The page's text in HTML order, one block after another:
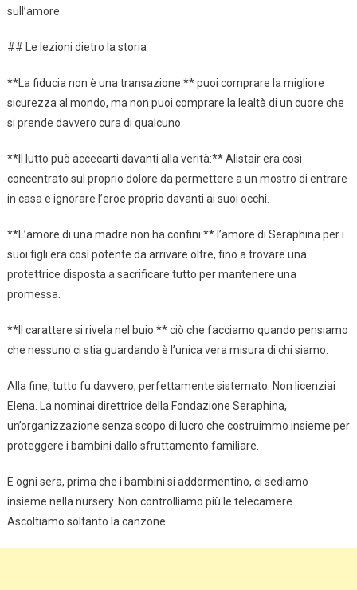
sull’amore.
## Le lezioni dietro la storia
**La fiducia non è una transazione:** puoi comprare la migliore
sicurezza al mondo, ma non puoi comprare la lealtà di un cuore che
si prende davvero cura di qualcuno.
**Il lutto può accecarti davanti alla verità:** Alistair era così
concentrato sul proprio dolore da permettere a un mostro di entrare
in casa e ignorare l’eroe proprio davanti ai suoi occhi.
**L’amore di una madre non ha confini:** l’amore di Seraphina per i
suoi figli era così potente da arrivare oltre, fino a trovare una
protettrice disposta a sacrificare tutto per mantenere una
promessa.
**Il carattere si rivela nel buio:** ciò che facciamo quando pensiamo
che nessuno ci stia guardando è l’unica vera misura di chi siamo.
Alla fine, tutto fu davvero, perfettamente sistemato. Non licenziai
Elena. La nominai direttrice della Fondazione Seraphina,
un’organizzazione senza scopo di lucro che costruimmo insieme per
proteggere i bambini dallo sfruttamento familiare.
E ogni sera, prima che i bambini si addormentino, ci sediamo
insieme nella nursery. Non controlliamo più le telecamere.
Ascoltiamo soltanto la canzone.